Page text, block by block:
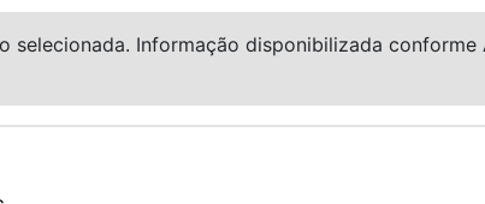
Informação disponibilizada conforme